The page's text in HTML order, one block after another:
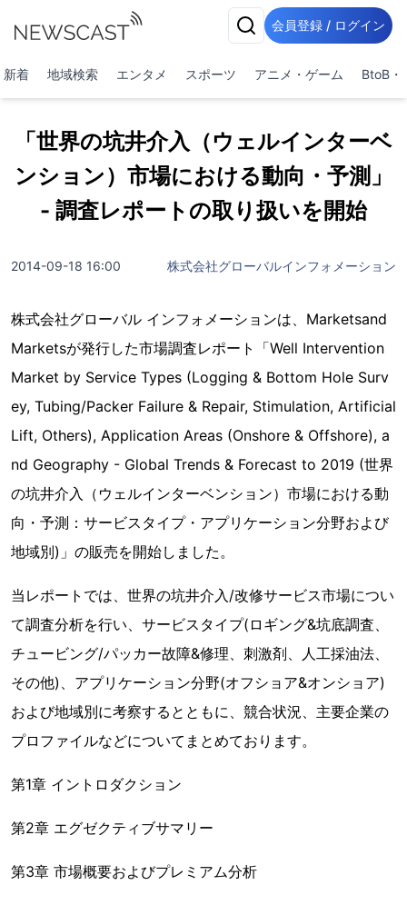
会員登録 / ログイン
新着 地域検索 エンタメ スポーツ アニメ・ゲーム BtoB・
「世界の坑井介入（ウェルインターベ
ンション）市場における動向・予測」
- 調査レポートの取り扱いを開始
2014-09-18 16:00 株式会社グローバルインフォメーション
株式会社グローバル インフォメーションは、Marketsand
Marketsが発行した市場調査レポート「Well Intervention
Market by Service Types (Logging & Bottom Hole Surv
ey, Tubing/Packer Failure & Repair, Stimulation, Artificial
Lift, Others), Application Areas (Onshore & Offshore), a
nd Geography - Global Trends & Forecast to 2019 (世界
の坑井介入（ウェルインターベンション）市場における動
向・予測：サービスタイプ・アプリケーション分野および
地域別)」の販売を開始しました。
当レポートでは、世界の坑井介入/改修サービス市場につい
て調査分析を行い、サービスタイプ(ロギング&坑底調査、
チュービング/パッカー故障&修理、刺激剤、人工採油法、
その他)、アプリケーション分野(オフショア&オンショア)
および地域別に考察するとともに、競合状況、主要企業の
プロファイルなどについてまとめております。
第1章 イントロダクション
第2章 エグゼクティブサマリー
第3章 市場概要およびプレミアム分析